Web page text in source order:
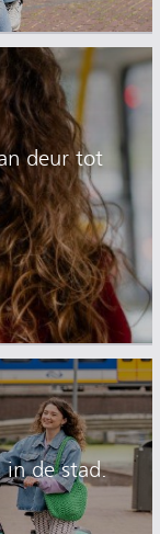
deur tot
in de stad.